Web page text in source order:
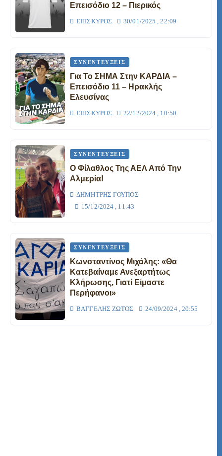
Επεισόδιο 12 – Πιερικός
ΕΠΊΣΚΥΡΟΣ 30/01/2025 , 22:09
ΣΥΝΕΝΤΕΎΞΕΙΣ
Για Το ΣΗΜΑ Στην ΚΑΡΔΙΑ –
Επεισόδιο 11 – Ηρακλής
Ελευσίνας
ΕΠΊΣΚΥΡΟΣ 22/12/2024 , 10:50
ΣΥΝΕΝΤΕΎΞΕΙΣ
Ο Φίλαθλος Της ΑΕΛ Από Την
Αλμερία!
ΔΗΜΉΤΡΗΣ ΓΟΎΠΟΣ
15/12/2024 , 11:43
ΣΥΝΕΝΤΕΎΞΕΙΣ
Κωνσταντίνος Μιχάλης: «Θα
Κατεβαίναμε Ανεξαρτήτως
Κλήρωσης, Γιατί Είμαστε
Περήφανοι»
ΒΑΓΓΈΛΗΣ ΖΏΤΟΣ 24/09/2024 , 20:55